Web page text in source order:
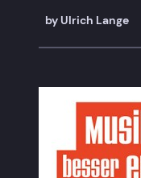
by Ulrich Lange